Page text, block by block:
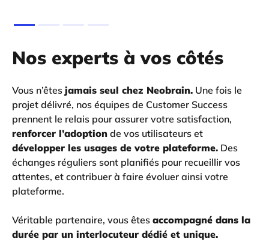
Nos experts à vos côtés
Vous n’êtes jamais seul chez Neobrain. Une fois le
projet délivré, nos équipes de Customer Success
prennent le relais pour assurer votre satisfaction,
renforcer l’adoption de vos utilisateurs et
développer les usages de votre plateforme. Des
échanges réguliers sont planifiés pour recueillir vos
attentes, et contribuer à faire évoluer ainsi votre
plateforme.
Véritable partenaire, vous êtes accompagné dans la
durée par un interlocuteur dédié et unique.